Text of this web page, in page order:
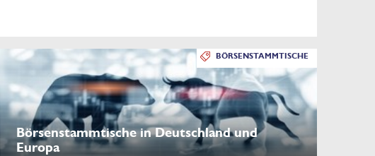
BÖRSENSTAMMTISCHE
Börsenstammtische in Deutschland und
Europa